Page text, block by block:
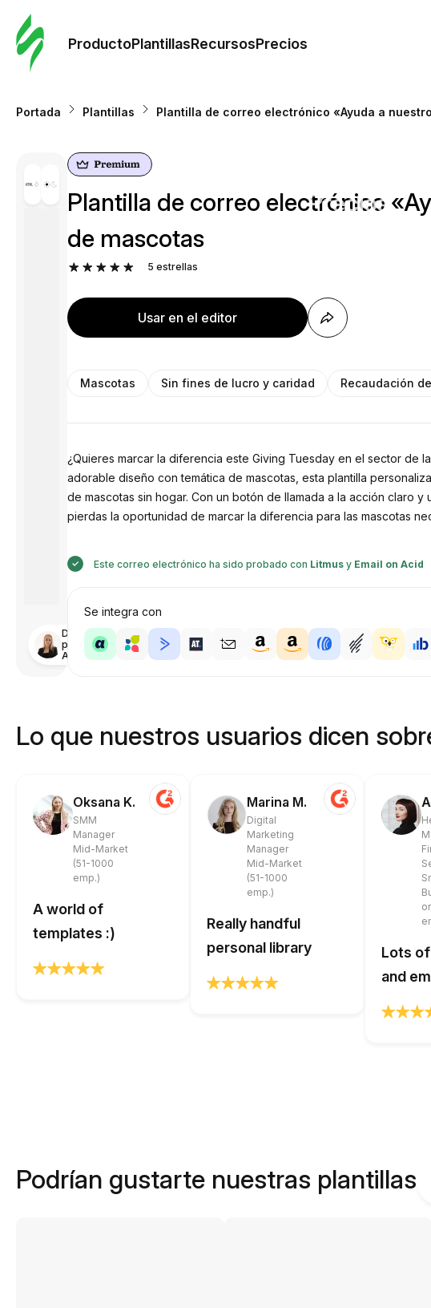
ProductoPlantillasRecursosPrecios
Precios
Portada Plantillas Plantilla de correo electrónico «Ayuda a
Diseñado
por
Anastasiia
Plantilla de correo electrónico
de mascotas
5 estrellas
Usar en el editor
Mascotas Sin fines de lucro y caridad Recaudación
¿Quieres marcar la diferencia este Giving Tuesday en el sector de
adorable diseño con temática de mascotas, esta plantilla
de mascotas sin hogar. Con un botón de llamada a la acción claro
pierdas la oportunidad de marcar la diferencia para las mascotas
Este correo electrónico ha sido probado con Litmusy Email on Acid
Se integra con
Lo que nuestros usuarios dicen
Oksana K.
SMM
Manager
Mid-Market
(51-1000
emp.)
A world of
templates :)
Marina M.
Digital
Marketing
Manager
Mid-Market
(51-1000
emp.)
Really handful
personal library
Lots
and
Podrían gustarte nuestras plantillas